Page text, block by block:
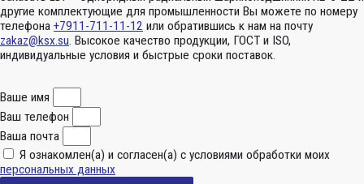
другие комплектующие для промышленности Вы можете по номеру
телефона +7911-711-11-12 или обратившись к нам на почту
zakaz@ksx.su. Высокое качество продукции, ГОСТ и ISO,
индивидуальные условия и быстрые сроки поставок.
Ваше имя
Ваш телефон
Ваша почта
Я ознакомлен(а) и согласен(а) с условиями обработки моих
персональных данных